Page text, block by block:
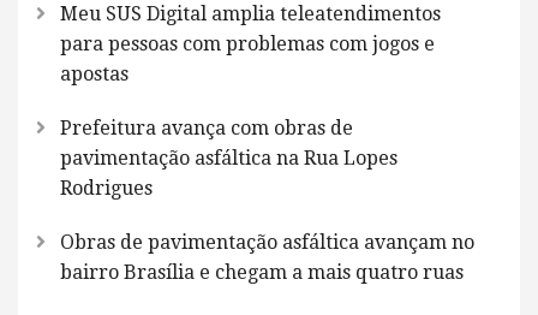
Meu SUS Digital amplia teleatendimentos
para pessoas com problemas com jogos e
apostas
Prefeitura avança com obras de
pavimentação asfáltica na Rua Lopes
Rodrigues
Obras de pavimentação asfáltica avançam no
bairro Brasília e chegam a mais quatro ruas